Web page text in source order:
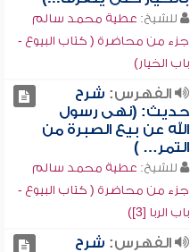
للشيخ: عطية محمد سالم
جزء من محاضرة ( كتاب البيوع -
باب الخيار)
الفهرس: شرح
حديث: (نهى رسول
الله عن بيع الصبرة من
التمر… )
للشيخ: عطية محمد سالم
جزء من محاضرة ( كتاب البيوع -
باب الربا [3])
الفهرس: شرح